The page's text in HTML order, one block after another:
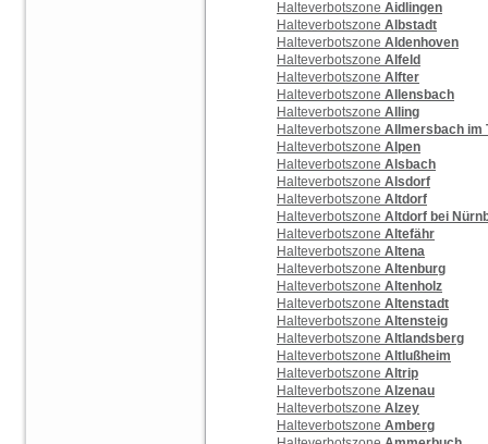
Halteverbotszone Aidlingen
Halteverbotszone Albstadt
Halteverbotszone Aldenhoven
Halteverbotszone Alfeld
Halteverbotszone Alfter
Halteverbotszone Allensbach
Halteverbotszone Alling
Halteverbotszone Allmersbach im
Halteverbotszone Alpen
Halteverbotszone Alsbach
Halteverbotszone Alsdorf
Halteverbotszone Altdorf
Halteverbotszone Altdorf bei
Halteverbotszone Altefähr
Halteverbotszone Altena
Halteverbotszone Altenburg
Halteverbotszone Altenholz
Halteverbotszone Altenstadt
Halteverbotszone Altensteig
Halteverbotszone Altlandsberg
Halteverbotszone Altlußheim
Halteverbotszone Altrip
Halteverbotszone Alzenau
Halteverbotszone Alzey
Halteverbotszone Amberg